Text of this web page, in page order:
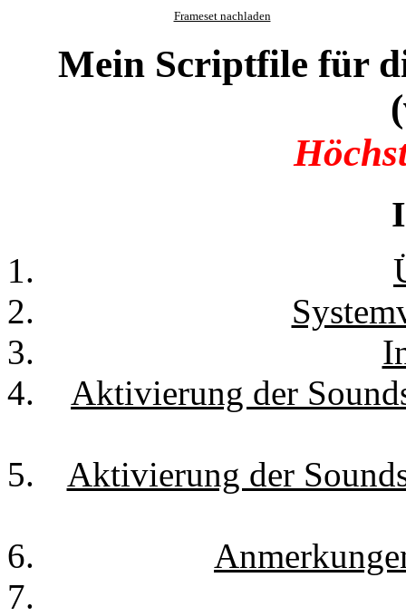
Frameset nachladen
Mein Scriptfile für
Aktivierung der
Aktivierung der